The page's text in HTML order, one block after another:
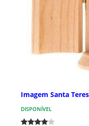
Imagem Santa
DISPONÍVEL